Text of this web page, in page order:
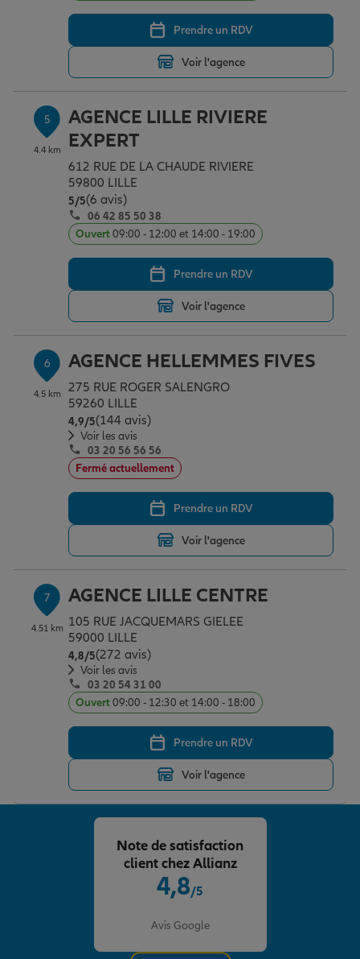
Prendre un RDV
Voir l'agence
5
4.4 km
AGENCE LILLE RIVIERE
EXPERT
612 RUE DE LA CHAUDE RIVIERE
59800 LILLE
5/5Note de 5 sur 5
(6 avis)
06 42 85 50 38
Ouvert09:00 - 12:00 et 14:00 - 19:00
Prendre un RDV
Voir l'agence
6
4.5 km
AGENCE HELLEMMES FIVES
275 RUE ROGER SALENGRO
59260 LILLE
4,9/5Note de 4.9 sur 5
(144 avis)
Voir les avis
03 20 56 56 56
Fermé actuellement
Prendre un RDV
Voir l'agence
7
4.51 km
AGENCE LILLE CENTRE
105 RUE JACQUEMARS GIELEE
59000 LILLE
4,8/5Note de 4.8 sur 5
(272 avis)
Voir les avis
03 20 54 31 00
Ouvert09:00 - 12:30 et 14:00 - 18:00
Prendre un RDV
Voir l'agence
4,8/5
Avis Google
Note de satisfaction
client chez Allianz